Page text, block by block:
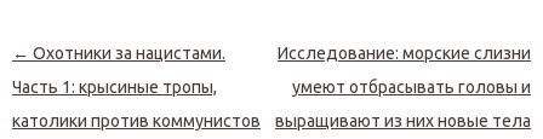
Навигация по записям
← Охотники за нацистами.
Часть 1: крысиные тропы,
католики против коммунистов
Исследование: морские слизни
умеют отбрасывать головы и
выращивают из них новые тела